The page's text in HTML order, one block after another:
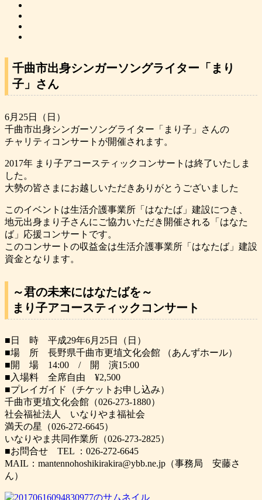
千曲市出身シンガーソングライター「まり
子」さん
6月25日（日）
千曲市出身シンガーソングライター「まり子」
さんの
チャリティコンサートが開催されます。
2017年 まり子アコースティックコンサートは終了いたしま
した。
大勢の皆さまにお越しいただきありがとうございました
このイベントは生活介護事業所「はなたば」建設につき、
地元出身まり子さんにご協力いただき開催される「はなた
ば」応援コンサートです。
このコンサートの収益金は生活介護事業所「はなたば」建設
資金となります。
～君の未来にはなたばを～
まり子アコースティックコンサート
■日 時 平成29年6月25日（日）
■場 所 長野県千曲市更埴文化会館 （あんずホール）
■開 場 14:00 / 開 演15:00
■入場料 全席自由 ¥2,500
■プレイガイド（チケットお申し込み）
千曲市更埴文化会館（026-273-1880）
社会福祉法人 いなりやま福祉会
満天の星（026-272-6645）
いなりやま共同作業所（026-273-2825）
■お問合せ TEL ：026-272-6645
MAIL：mantennohoshikirakira@ybb.ne.jp（事務局 安藤さ
ん）